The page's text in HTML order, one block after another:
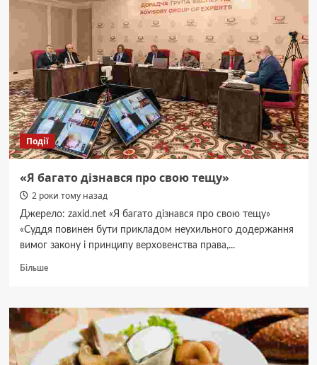
стильна
для
техніки
Події
«Я багато дізнався про свою тещу»
2 роки тому назад
Джерело: zaxid.net «Я багато дізнався про свою тещу»
«Суддя повинен бути прикладом неухильного додержання
вимог закону і принципу верховенства права,...
БільшеДокладніше
багато
дізнався
про
свою
тещу»